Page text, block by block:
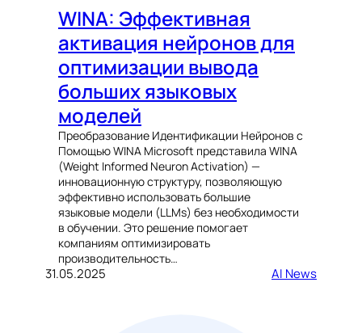
WINA: Эффективная
активация нейронов для
оптимизации вывода
больших языковых
моделей
Преобразование Идентификации Нейронов с
Помощью WINA Microsoft представила WINA
(Weight Informed Neuron Activation) —
инновационную структуру, позволяющую
эффективно использовать большие
языковые модели (LLMs) без необходимости
в обучении. Это решение помогает
компаниям оптимизировать
производительность…
31.05.2025 AI News